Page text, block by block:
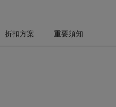
折扣方案 重要須知